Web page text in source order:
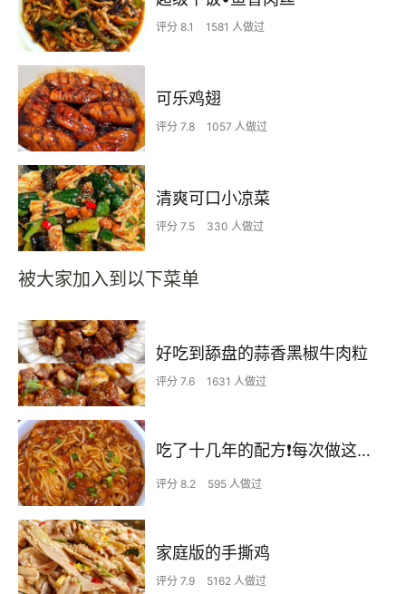
评分 8.1 1581 人做过
可乐鸡翅
评分 7.8 1057 人做过
清爽可口小凉菜
评分 7.5 330 人做过
被大家加入到以下菜单
好吃到舔盘的蒜香黑椒牛肉粒
评分 7.6 1631 人做过
吃了十几年的配方❗️每次做这至少吃2碗
评分 8.2 595 人做过
家庭版的手撕鸡
评分 7.9 5162 人做过